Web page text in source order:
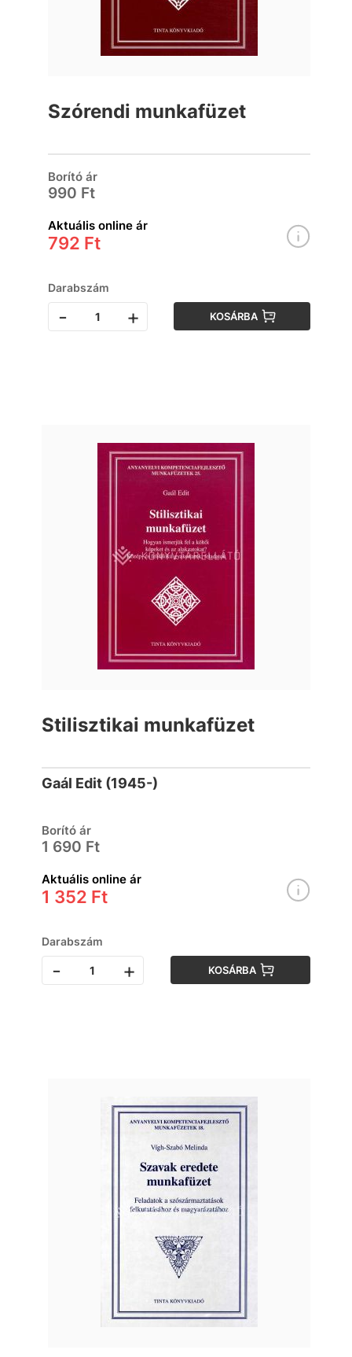
Szórendi munkafüzet
Borító ár
990 Ft
Aktuális online ár
792 Ft
Darabszám
- + KOSÁRBA
Stilisztikai munkafüzet
Gaál Edit (1945-)
Borító ár
1 690 Ft
Aktuális online ár
1 352 Ft
Darabszám
- + KOSÁRBA